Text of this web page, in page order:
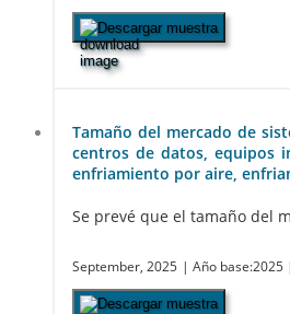
Descargar muestra
Tamaño del mercado de
centros de datos, equipos
enfriamiento por aire,
Se prevé que el tamaño del
September, 2025 | Año base:2025
Descargar muestra